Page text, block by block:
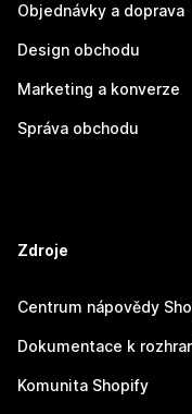
Objednávky a doprava
Design obchodu
Marketing a konverze
Správa obchodu
Zdroje
Centrum nápovědy
Dokumentace k
Komunita Shopify